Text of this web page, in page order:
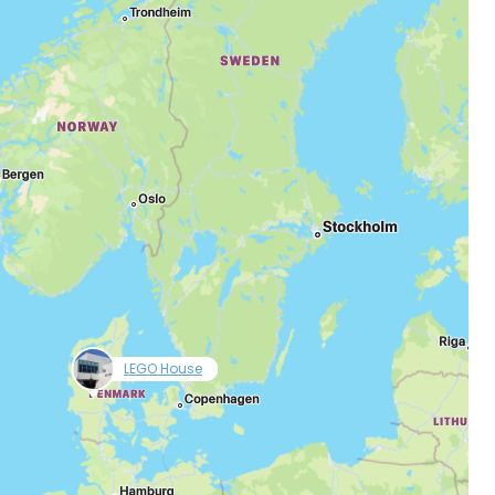
null LEGO House
с имейл